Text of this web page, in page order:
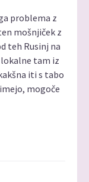
problema z
mošnjiček z
teh Rusinj na
tam iz
iti s tabo
mogoče